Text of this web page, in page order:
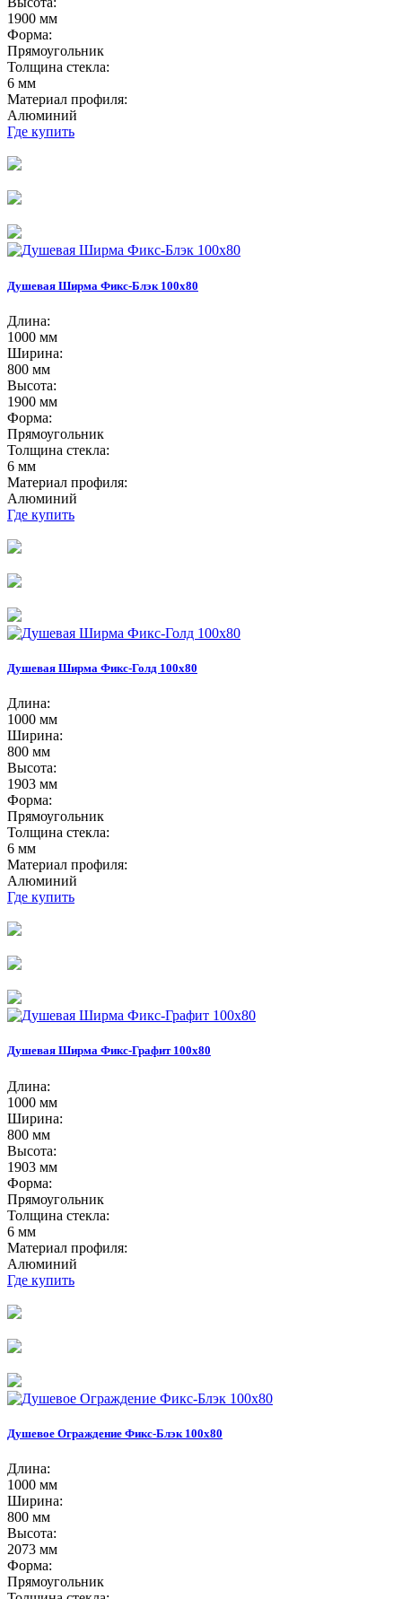
1900 мм
Форма:
Прямоугольник
Толщина стекла:
6 мм
Материал профиля:
Алюминий
Где купить
Душевая Ширма Фикс-Блэк 100х80
Длина:
1000 мм
Ширина:
800 мм
Высота:
1900 мм
Форма:
Прямоугольник
Толщина стекла:
6 мм
Материал профиля:
Алюминий
Где купить
Душевая Ширма Фикс-Голд 100х80
Длина:
1000 мм
Ширина:
800 мм
Высота:
1903 мм
Форма:
Прямоугольник
Толщина стекла:
6 мм
Материал профиля:
Алюминий
Где купить
Душевая Ширма Фикс-Графит 100х80
Длина:
1000 мм
Ширина:
800 мм
Высота:
1903 мм
Форма:
Прямоугольник
Толщина стекла:
6 мм
Материал профиля:
Алюминий
Где купить
Душевое Ограждение Фикс-Блэк 100х80
Длина:
1000 мм
Ширина:
800 мм
Высота:
2073 мм
Форма:
Прямоугольник